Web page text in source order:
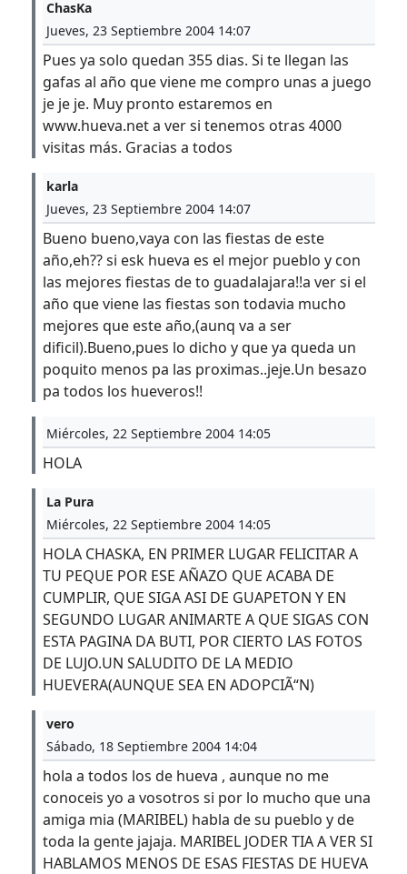
ChasKa
Jueves, 23 Septiembre 2004 14:07
Pues ya solo quedan 355 dias. Si te llegan las
gafas al año que viene me compro unas a juego
je je je. Muy pronto estaremos en
www.hueva.net a ver si tenemos otras 4000
visitas más. Gracias a todos
karla
Jueves, 23 Septiembre 2004 14:07
Bueno bueno,vaya con las fiestas de este
año,eh?? si esk hueva es el mejor pueblo y con
las mejores fiestas de to guadalajara!!a ver si el
año que viene las fiestas son todavia mucho
mejores que este año,(aunq va a ser
dificil).Bueno,pues lo dicho y que ya queda un
poquito menos pa las proximas..jeje.Un besazo
pa todos los hueveros!!
Miércoles, 22 Septiembre 2004 14:05
HOLA
La Pura
Miércoles, 22 Septiembre 2004 14:05
HOLA CHASKA, EN PRIMER LUGAR FELICITAR A
TU PEQUE POR ESE AÑAZO QUE ACABA DE
CUMPLIR, QUE SIGA ASI DE GUAPETON Y EN
SEGUNDO LUGAR ANIMARTE A QUE SIGAS CON
ESTA PAGINA DA BUTI, POR CIERTO LAS FOTOS
DE LUJO.UN SALUDITO DE LA MEDIO
HUEVERA(AUNQUE SEA EN ADOPCIÃ“N)
vero
Sábado, 18 Septiembre 2004 14:04
hola a todos los de hueva , aunque no me
conoceis yo a vosotros si por lo mucho que una
amiga mia (MARIBEL) habla de su pueblo y de
toda la gente jajaja. MARIBEL JODER TIA A VER SI
HABLAMOS MENOS DE ESAS FIESTAS DE HUEVA